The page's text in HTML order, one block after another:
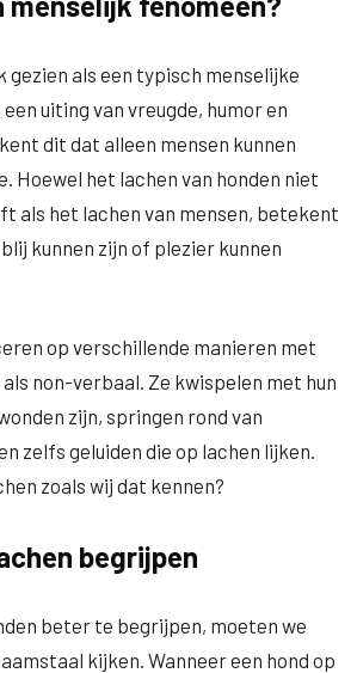
gezien als een typisch menselijke
uiting van vreugde, humor en
dit dat alleen mensen kunnen
Hoewel het lachen van honden niet
als het lachen van mensen, betekent
kunnen zijn of plezier kunnen
op verschillende manieren met
non-verbaal. Ze kwispelen met hun
zijn, springen rond van
zelfs geluiden die op lachen lijken.
zoals wij dat kennen?
begrijpen
beter te begrijpen, moeten we
kijken. Wanneer een hond op